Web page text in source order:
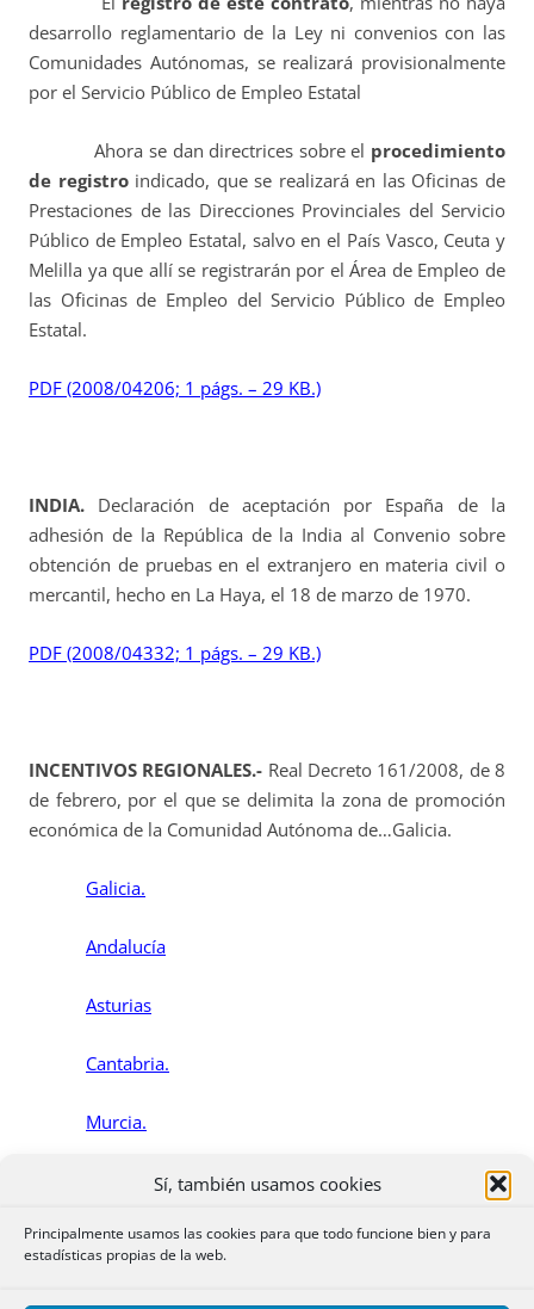
Sí, también usamos cookies
Principalmente usamos las cookies para que todo funcione bien y para
estadísticas propias de la web.
desarrollo reglamentario de la Ley ni convenios con las
Comunidades Autónomas, se realizará provisionalmente
por el Servicio Público de Empleo Estatal
Ahora se dan directrices sobre el procedimiento
de registroindicado, que se realizará en las Oficinas de
Prestaciones de las Direcciones Provinciales del Servicio
Público de Empleo Estatal, salvo en el País Vasco, Ceuta y
Melilla ya que allí se registrarán por el Área de Empleo de
las Oficinas de Empleo del Servicio Público de Empleo
Estatal.
PDF (2008/04206; 1 págs. – 29 KB.)
INDIA. Declaración de aceptación por España de la
adhesión de la República de la India al Convenio sobre
obtención de pruebas en el extranjero en materia civil o
mercantil, hecho en La Haya, el 18 de marzo de 1970.
PDF (2008/04332; 1 págs. – 29 KB.)
INCENTIVOS REGIONALES.- Real Decreto 161/2008, de 8
de febrero, por el que se delimita la zona de promoción
económica de la Comunidad Autónoma de…Galicia.
Galicia.
Andalucía
Asturias
Cantabria.
Murcia.
Comunidad Valenciana.
Aragón